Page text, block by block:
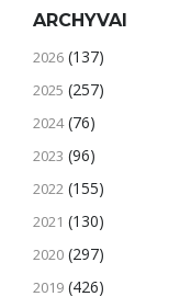
ARCHYVAI
2026 (137)
2025 (257)
2024(76)
2023 (96)
2022 (155)
2021 (130)
2020 (297)
2019 (426)